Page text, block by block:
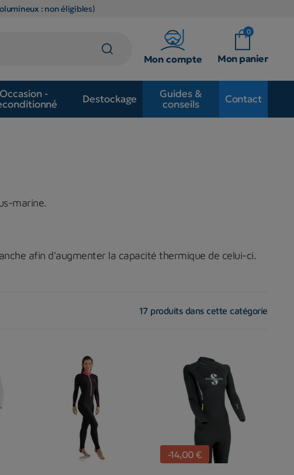
: non éligibles)
Mon compte
0
Mon panier
Occasion -
Destockage
Guides &
conseils
Contact
marine.
afin d'augmenter la capacité thermique de celui-ci.
17 produits dans cette catégorie
-14,00 €